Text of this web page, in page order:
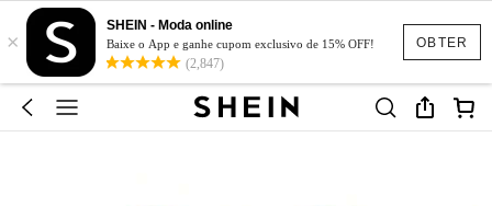
OBTER
×
SHEIN - Moda online
Baixe o App e ganhe cupom exclusivo de 15% OFF!
(2,847)